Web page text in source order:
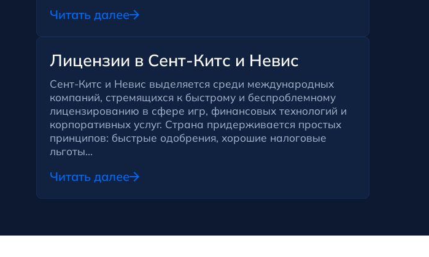
Читать далее
Лицензии в Сент-Китс и Невис
Сент-Китс и Невис выделяется среди международных
компаний, стремящихся к быстрому и беспроблемному
лицензированию в сфере игр, финансовых технологий и
корпоративных услуг. Страна придерживается простых
принципов: быстрые одобрения, хорошие налоговые
льготы...
Читать далее